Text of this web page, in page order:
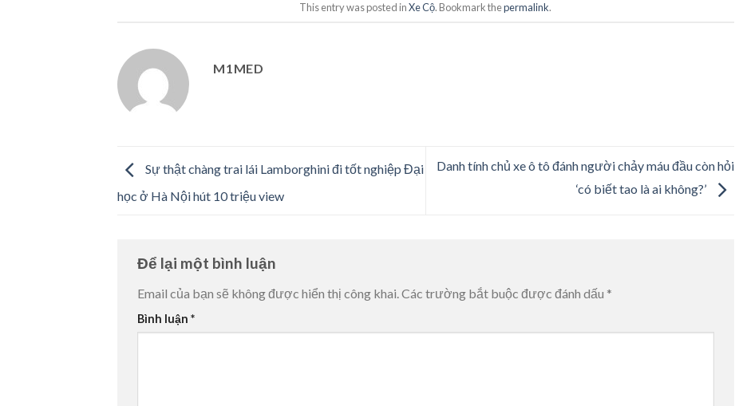
This entry was posted inXe Cộ. Bookmark thepermalink.
M1MED
Sự thật chàng trai lái Lamborghini đi tốt nghiệp Đại
học ở Hà Nội hút 10 triệu view
Danh tính chủ xe ô tô đánh người chảy máu đầu còn hỏi
‘có biết tao là ai không?’
Để lại một bình luận
Email của bạn sẽ không được hiển thị công khai. Các trường bắt buộc được đánh dấu *
Bình luận *